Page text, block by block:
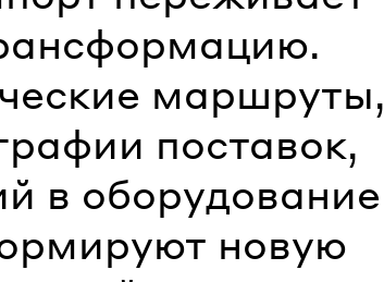
маршруты,
поставок,
в оборудование
новую